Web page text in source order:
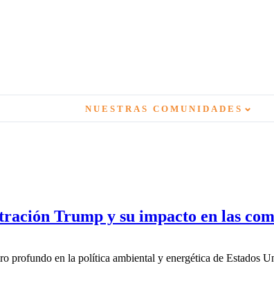
NUESTRAS COMUNIDADES ⌄
Trump y su impacto en las
profundo en la política ambiental y energética de Estados